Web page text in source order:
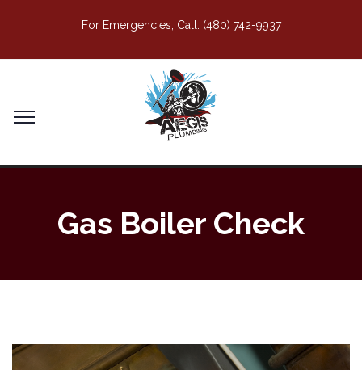
For Emergencies, Call: (480) 742-9937
Gas Boiler Check